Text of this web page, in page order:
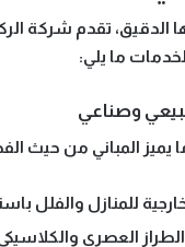
الدقيق، تقدم شركة
ما يلي:
يميز المباني من حيث
للمنازل والفلل
العصري